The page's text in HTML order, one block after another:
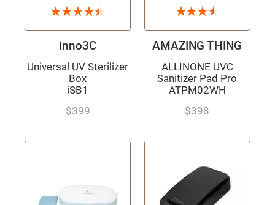
4.5 星
★
★★
★★
★★
★★
★
inno3C
Universal UV Sterilizer
Box
iSB1
$399
3.5 星
★
★★
★★
★★
★
AMAZING THING
ALLINONE UVC
Sanitizer Pad Pro
ATPM02WH
$398